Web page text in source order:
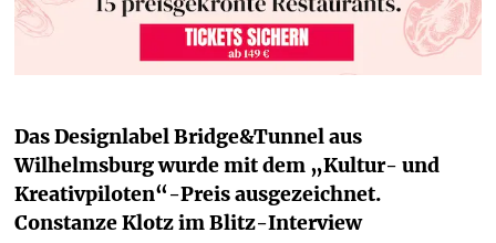
Das Designlabel Bridge&Tunnel aus
Wilhelmsburg wurde mit dem „Kultur- und
Kreativpiloten“-Preis ausgezeichnet.
Constanze Klotz im Blitz-Interview